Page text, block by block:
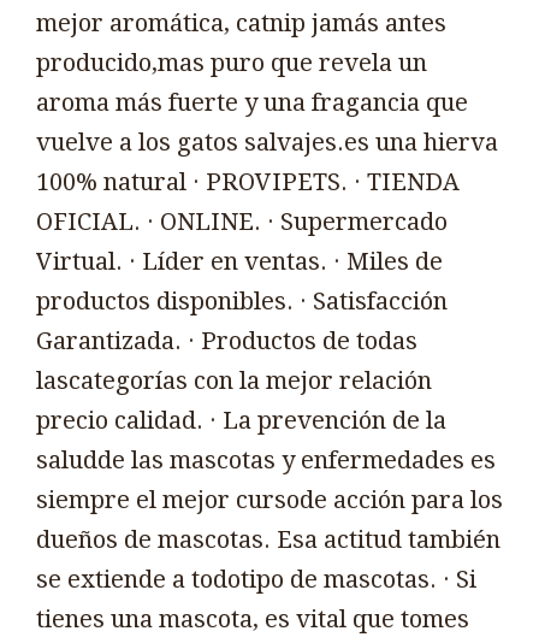
mejor aromática, catnip jamás antes
producido,mas puro que revela un
aroma más fuerte y una fragancia que
vuelve a los gatos salvajes.es una hierva
100% natural · PROVIPETS. · TIENDA
OFICIAL. · ONLINE. · Supermercado
Virtual. · Líder en ventas. · Miles de
productos disponibles. · Satisfacción
Garantizada. · Productos de todas
lascategorías con la mejor relación
precio calidad. · La prevención de la
saludde las mascotas y enfermedades es
siempre el mejor cursode acción para los
dueños de mascotas. Esa actitud también
se extiende a todotipo de mascotas. · Si
tienes una mascota, es vital que tomes